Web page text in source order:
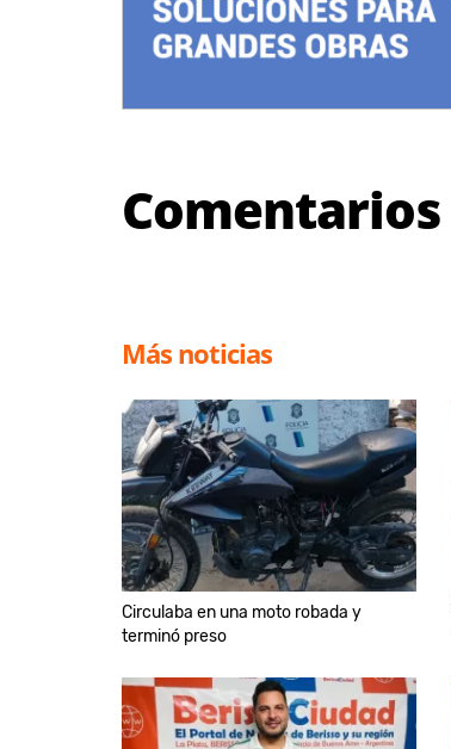
Comentarios
Más noticias
Circulaba en una moto robada y
terminó preso